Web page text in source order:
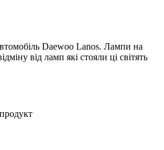
Daewoo Lanos. Лампи на
від ламп які стояли ці світять